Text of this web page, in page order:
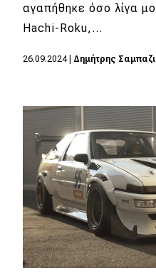
WRC
Τεχνολογία
Mobility
Σταθμοί φόρτισης
Classic
αγαπήθηκε όσο λίγα
Hachi-Roku,…
26.09.2024| Δημήτρης